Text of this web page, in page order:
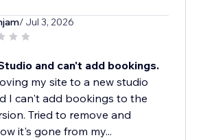
/ Jul 3, 2026
and can't add bookings.
my site to a new studio
I can't add bookings to the
Tried to remove and
it's gone from my...